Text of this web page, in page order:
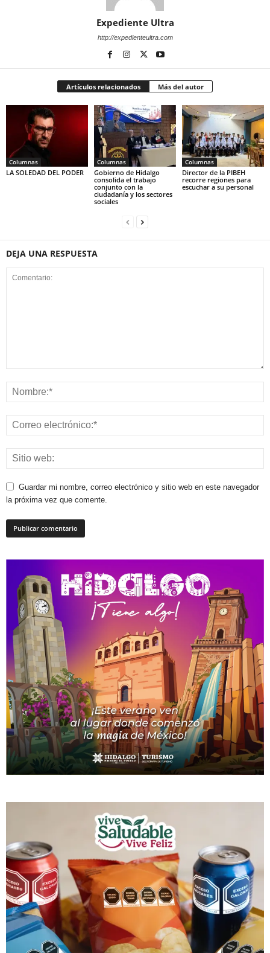
Expediente Ultra
http://expedienteultra.com
Artículos relacionados Más del autor
Columnas
LA SOLEDAD DEL PODER
Columnas
Gobierno de Hidalgo
consolida el trabajo
conjunto con la
ciudadanía y los sectores
sociales
Columnas
Director de la PIBEH
recorre regiones para
escuchar a su personal
DEJA UNA RESPUESTA
Guardar mi nombre, correo electrónico y sitio web en este navegador
la próxima vez que comente.